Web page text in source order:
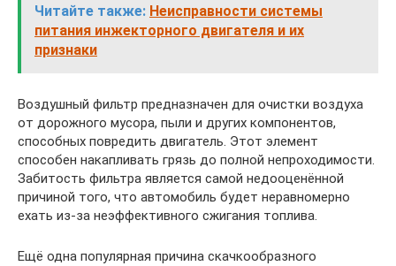
Читайте также: Неисправности системы
питания инжекторного двигателя и их
признаки
Воздушный фильтр предназначен для очистки воздуха
от дорожного мусора, пыли и других компонентов,
способных повредить двигатель. Этот элемент
способен накапливать грязь до полной непроходимости.
Забитость фильтра является самой недооценённой
причиной того, что автомобиль будет неравномерно
ехать из-за неэффективного сжигания топлива.
Ещё одна популярная причина скачкообразного